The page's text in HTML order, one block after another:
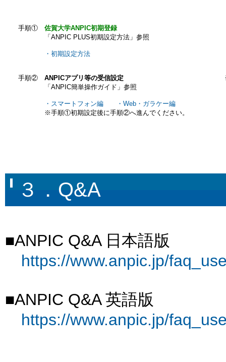
手順① 佐賀大学ANPIC初期登録
「ANPIC PLUS初期設定方法」参照
・初期設定方法
手順② ANPICアプリ等の受信設定
「ANPIC簡単操作ガイド」参照
・スマートフォン編
・Web・ガラケー編
※手順①初期設定後に手順②へ進んでください。
３．Q&A
■ANPIC Q&A 日本語版
https://www.anpic.jp/
■ANPIC Q&A 英語版
https://www.anpic.jp/